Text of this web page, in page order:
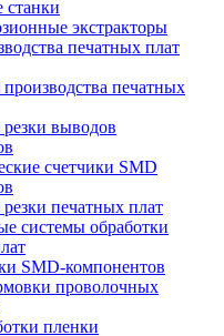
экстракторы
печатных плат
печатных
выводов
счетчики SMD
печатных плат
системы обработки
SMD-компонентов
проволочных
пленки